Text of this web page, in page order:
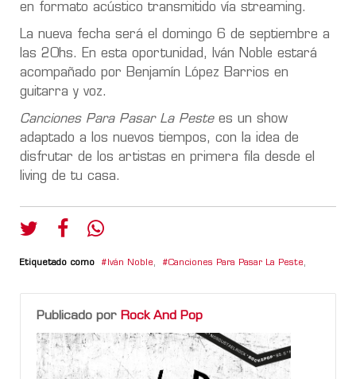
en formato acústico transmitido vía streaming.
La nueva fecha será el domingo 6 de septiembre a
las 20hs. En esta oportunidad, Iván Noble estará
acompañado por Benjamín López Barrios en
guitarra y voz.
Canciones Para Pasar La Pestees un show
adaptado a los nuevos tiempos, con la idea de
disfrutar de los artistas en primera fila desde el
living de tu casa.
Etiquetado como Iván Noble, Canciones Para Pasar La Peste,
Publicado por Rock And Pop